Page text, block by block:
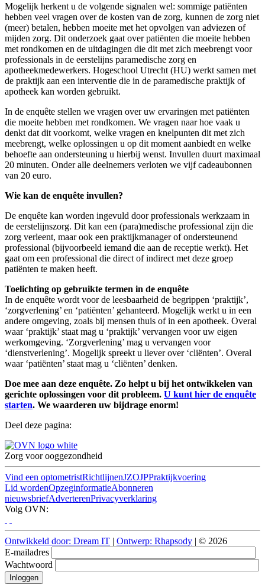
Mogelijk herkent u de volgende signalen wel: sommige patiënten
hebben veel vragen over de kosten van de zorg, kunnen de zorg niet
(meer) betalen, hebben moeite met het opvolgen van adviezen of
mijden zorg. Dit onderzoek gaat over patiënten die moeite hebben
met rondkomen en de uitdagingen die dit met zich meebrengt voor
professionals in de eerstelijns paramedische zorg en
apotheekmedewerkers. Hogeschool Utrecht (HU) werkt samen met
de praktijk aan een interventie die in de paramedische praktijk of
apotheek kan worden gebruikt.
In de enquête stellen we vragen over uw ervaringen met patiënten
die moeite hebben met rondkomen. We vragen naar hoe vaak u
denkt dat dit voorkomt, welke vragen en knelpunten dit met zich
meebrengt, welke oplossingen u op dit moment aanbiedt en welke
behoefte aan ondersteuning u hierbij wenst. Invullen duurt maximaal
20 minuten. Onder alle deelnemers verloten we vijf cadeaubonnen
van 20 euro.
Wie kan de enquête invullen?
De enquête kan worden ingevuld door professionals werkzaam in
de eerstelijnszorg. Dit kan een (para)medische professional zijn die
zorg verleent, maar ook een praktijkmanager of ondersteunend
professional (bijvoorbeeld iemand die aan de receptie werkt). Het
gaat om een professional die direct of indirect met deze groep
patiënten te maken heeft.
Toelichting op gebruikte termen in de enquête
In de enquête wordt voor de leesbaarheid de begrippen ‘praktijk’,
‘zorgverlening’ en ‘patiënten’ gehanteerd. Mogelijk werkt u in een
andere omgeving, zoals bij mensen thuis of in een apotheek. Overal
waar ‘praktijk’ staat mag u ‘praktijk’ vervangen voor uw eigen
werkomgeving. ‘Zorgverlening’ mag u vervangen voor
‘dienstverlening’. Mogelijk spreekt u liever over ‘cliënten’. Overal
waar ‘patiënten’ staat mag u ‘cliënten’ denken.
Doe mee aan deze enquête. Zo helpt u bij het ontwikkelen van
gerichte oplossingen voor dit probleem. U kunt hier de enquête
starten. We waarderen uw bijdrage enorm!
Deel deze pagina:
Zorg voor ooggezondheid
Vind een optometristRichtlijnenJZOJPPraktijkvoering
Lid wordenOpzeginformatieAbonneren
nieuwsbriefAdverterenPrivacyverklaring
Volg OVN:
Ontwikkeld door: Dream IT | Ontwerp: Rhapsody | © 2026
E-mailadres
Wachtwoord